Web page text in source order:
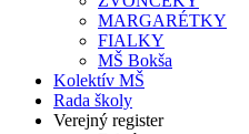
MARGARÉTKY
FIALKY
MŠ Bokša
Kolektív MŠ
Rada školy
Verejný register